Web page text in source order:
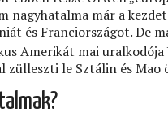
nagyhatalma már a
és Franciországot. De
Amerikát mai
zülleszti le Sztálin és Mao